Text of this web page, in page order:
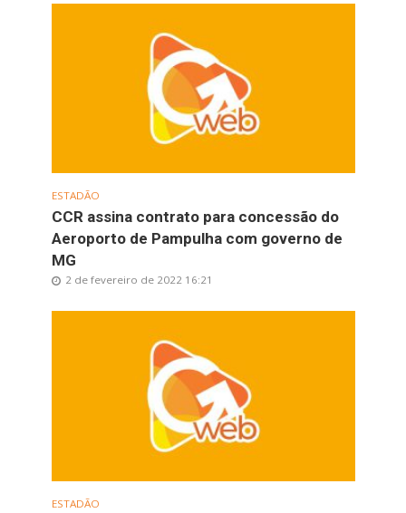
ESTADÃO
CCR assina contrato para concessão do
Aeroporto de Pampulha com governo de
MG
2 de fevereiro de 2022 16:21
ESTADÃO